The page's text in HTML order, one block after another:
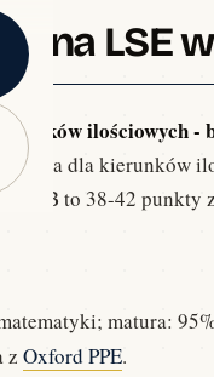
na LSE
ilościowych -
, a dla kierunków
IB to 38-42 punkty
matura:
z Oxford PPE.